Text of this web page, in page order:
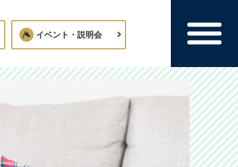
イベント・説明会